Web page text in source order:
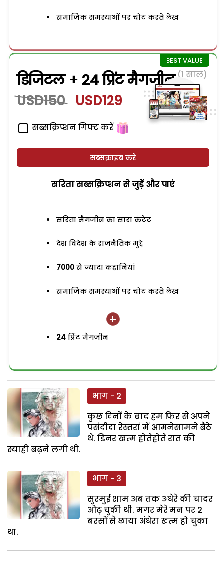
समाजिक समस्याओं पर चोट करते लेख
डिजिटल + 24 प्रिंट मैगजीन (1 साल)
USD150 USD129
सब्सक्रिप्शन गिफ्ट करें
सब्सक्राइब करें
सरिता सब्सक्रिप्शन से जुड़ेें और पाएं
सरिता मैगजीन का सारा कंटेंट
देश विदेश के राजनैतिक मुद्दे
7000 से ज्यादा कहानियां
समाजिक समस्याओं पर चोट करते लेख
24 प्रिंट मैगजीन
भाग - 2
कुछ दिनों के बाद हम फिर से अपने
पसंदीदा रेस्तरां में आमनेसामने बैठे
थे. डिनर खत्म होतेहोते रात की
स्याही बढ़ने लगी थी.
भाग - 3
सुरमुई शाम अब तक अंधेरे की चादर
ओढ़ चुकी थी. मगर मेरे मन पर 2
बरसों से छाया अंधेरा खत्म हो चुका
था.